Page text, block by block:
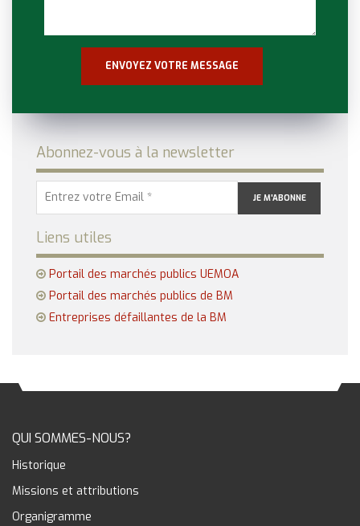
Abonnez-vous à la newsletter
Liens utiles
Portail des marchés publics UEMOA
Portail des marchés publics de BM
Entreprises défaillantes de la BM
QUI SOMMES-NOUS?
Historique
Missions et attributions
Organigramme